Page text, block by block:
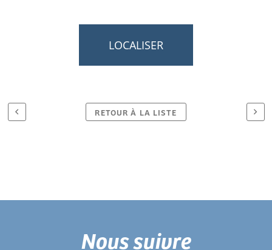
LOCALISER
RETOUR À LA LISTE
Nous suivre